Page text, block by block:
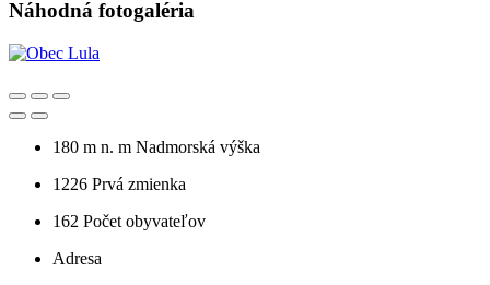
Náhodná fotogaléria
180 m n. m Nadmorská výška
1226 Prvá zmienka
162 Počet obyvateľov
Adresa